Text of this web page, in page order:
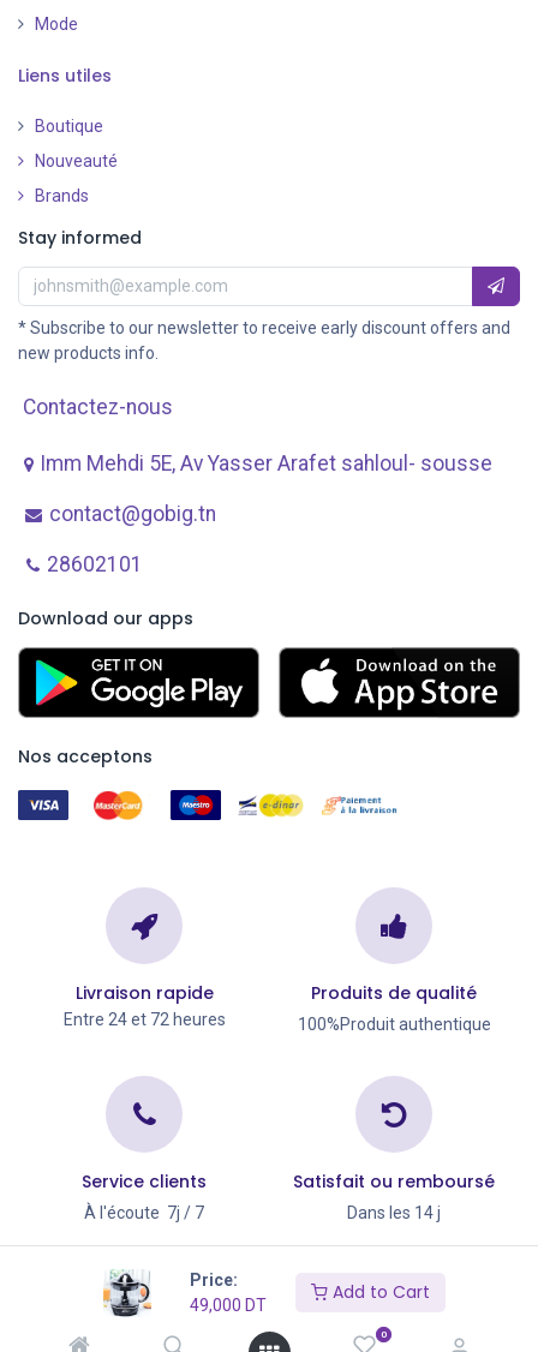
Price:
49,000 DT
Add to Cart
0
Mode
Liens utiles
Boutique
Nouveauté
Brands
Stay informed
* Subscribe to our newsletter to receive early discount offers and
new products info.
Contactez-nous
Imm Mehdi 5E, Av ​Yasser Arafet sahloul- sousse
contact@gobig.tn
28602101
Download our apps
Nos acceptons
Livraison rapide
Entre 24 et 72 heures
Produits de qualité
100%Produit authentique
Service clients
À l'écoute 7j / 7
Satisfait ou remboursé
Dans les 14 j
Copyright © Go Big 2026